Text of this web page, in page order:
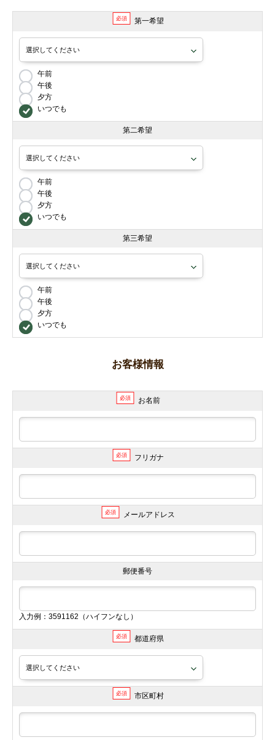
必須 第一希望
午前
午後
夕方
いつでも
第二希望
午前
午後
夕方
いつでも
第三希望
午前
午後
夕方
いつでも
お客様情報
必須 お名前
必須 フリガナ
必須 メールアドレス
郵便番号
入力例：3591162（ハイフンなし）
必須 都道府県
必須 市区町村